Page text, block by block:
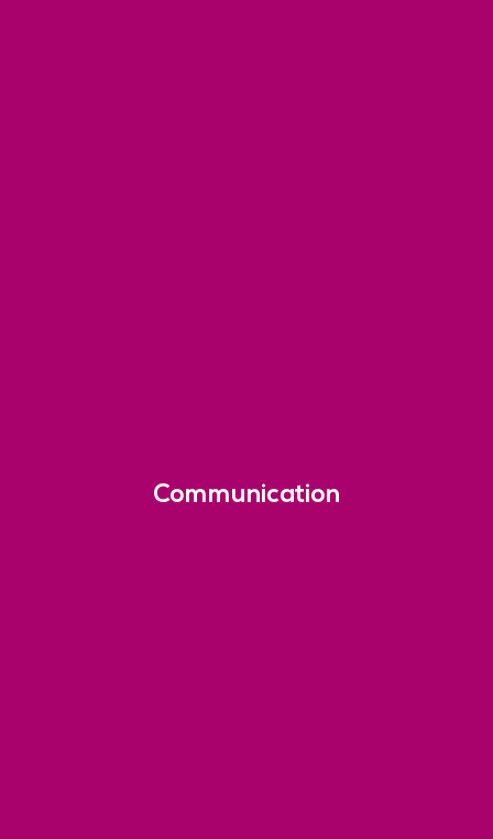
Communication